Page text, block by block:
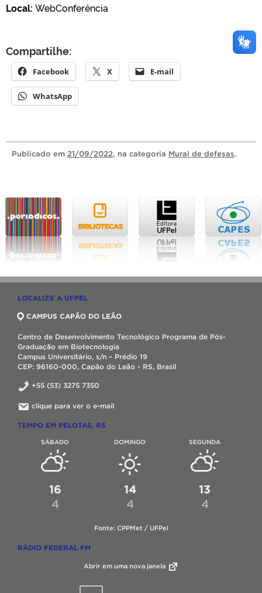
Local: WebConferência
Compartilhe:
Facebook X E-mail
WhatsApp
Publicado em 21/09/2022, na categoria Mural de defesas.
LOCALIZE A UFPEL
CAMPUS CAPÃO DO LEÃO
Centro de Desenvolvimento Tecnológico Programa de Pós-
Graduação em Biotecnologia
Campus Universitário, s/n – Prédio 19
CEP: 96160-000, Capão do Leão - RS, Brasil
+55 (53) 3275 7350
clique para ver o e-mail
TEMPO EM PELOTAS, RS
SÁBADO
16
4
DOMINGO
14
4
SEGUNDA
13
4
Fonte: CPPMet / UFPel
RÁDIO FEDERAL FM
Abrir em uma nova janela